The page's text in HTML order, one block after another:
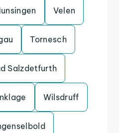
Velen
Tornesch
Salzdetfurth
Wilsdruff